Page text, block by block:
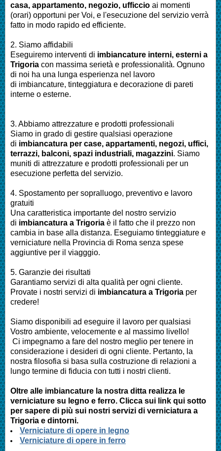
casa, appartamento, negozio, ufficcio ai momenti
(orari) opportuni per Voi, e l'esecuzione del servizio verrà
fatto in modo rapido ed efficiente.
2. Siamo affidabili
Eseguiremo interventi di imbiancature interni, esterni a
Trigoria con massima serietà e professionalità. Ognuno
di noi ha una lunga esperienza nel lavoro
di imbiancature, tinteggiatura e decorazione di pareti
interne o esterne.
3. Abbiamo attrezzature e prodotti professionali
Siamo in grado di gestire qualsiasi operazione
di imbiancatura per case, appartamenti, negozi, uffici,
terrazzi, balconi, spazi industriali, magazzini. Siamo
muniti di attrezzature e prodotti professionali per un
esecuzione perfetta del servizio.
4. Spostamento per sopralluogo, preventivo e lavoro
gratuiti
Una caratteristica importante del nostro servizio
di imbiancatura a Trigoria è il fatto che il prezzo non
cambia in base alla distanza. Eseguiamo tinteggiature e
verniciature nella Provincia di Roma senza spese
aggiuntive per il viagggio.
5. Garanzie dei risultati
Garantiamo servizi di alta qualità per ogni cliente.
Provate i nostri servizi di imbiancatura a Trigoria per
credere!
Siamo disponibili ad eseguire il lavoro per qualsiasi
Vostro ambiente, velocemente e al massimo livello!
Ci impegnamo a fare del nostro meglio per tenere in
considerazione i desideri di ogni cliente. Pertanto, la
nostra filosofia si basa sulla costruzione di relazioni a
lungo termine di fiducia con tutti i nostri clienti.
Oltre alle imbiancature la nostra ditta realizza le
verniciature su legno e ferro. Clicca sui link qui sotto
per sapere di più sui nostri servizi di verniciatura a
Trigoria e dintorni.
Verniciature di opere in legno
Verniciature di opere in ferro